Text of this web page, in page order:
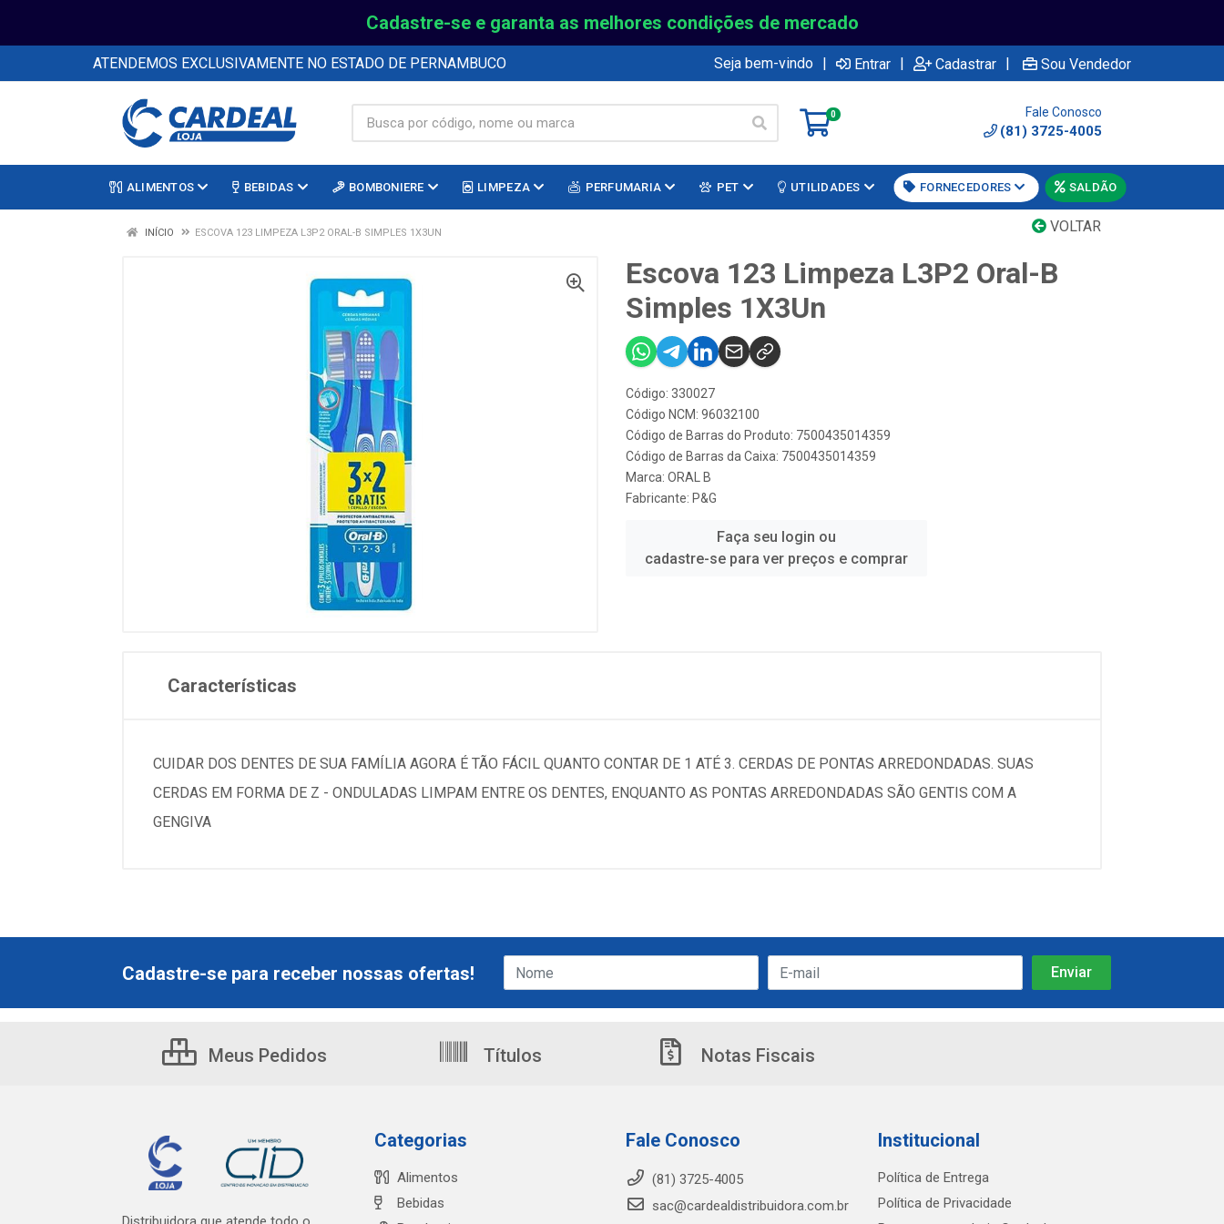
Cadastre-se e garanta as melhores condições de mercado
ATENDEMOS EXCLUSIVAMENTE NO ESTADO DE PERNAMBUCO Seja bem-vindo | Entrar | Cadastrar | Sou Vendedor
0 Fale Conosco
(81) 3725-4005
ALIMENTOS BEBIDAS BOMBONIERE LIMPEZA PERFUMARIA PET UTILIDADES FORNECEDORES SALDÃO
VOLTAR
INÍCIO ESCOVA 123 LIMPEZA L3P2 ORAL-B SIMPLES 1X3UN
Escova 123 Limpeza L3P2 Oral-B
Simples 1X3Un
Código: 330027
Código NCM: 96032100
Código de Barras do Produto: 7500435014359
Código de Barras da Caixa: 7500435014359
Marca: ORAL B
Fabricante: P&G
Faça seu login ou
cadastre-se para ver preços e comprar
Características
CUIDAR DOS DENTES DE SUA FAMÍLIA AGORA É TÃO FÁCIL QUANTO CONTAR DE 1 ATÉ 3. CERDAS DE PONTAS ARREDONDADAS. SUAS
CERDAS EM FORMA DE Z - ONDULADAS LIMPAM ENTRE OS DENTES, ENQUANTO AS PONTAS ARREDONDADAS SÃO GENTIS COM A
GENGIVA
Cadastre-se para receber nossas ofertas!
Meus Pedidos Títulos Notas Fiscais
Categorias
Alimentos
Bebidas
Fale Conosco
(81) 3725-4005
sac@cardealdistribuidora.com.br
Institucional
Política de Entrega
Política de Privacidade